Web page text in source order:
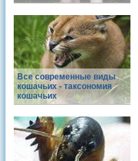
Все современные виды
кошачьих - таксономия
кошачьих